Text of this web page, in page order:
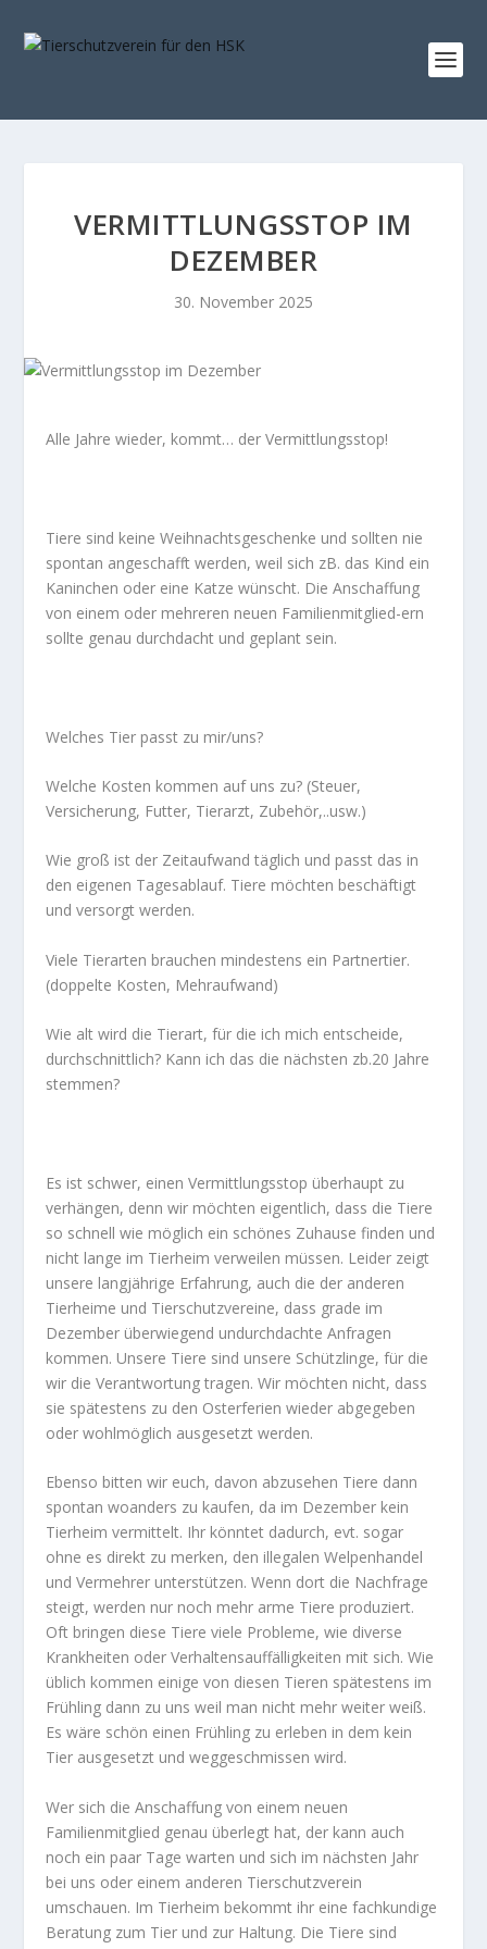
VERMITTLUNGSSTOP IM
DEZEMBER
30. November 2025
Alle Jahre wieder, kommt… der Vermittlungsstop!
Tiere sind keine Weihnachtsgeschenke und sollten nie
spontan angeschafft werden, weil sich zB. das Kind ein
Kaninchen oder eine Katze wünscht. Die Anschaffung
von einem oder mehreren neuen Familienmitglied-ern
sollte genau durchdacht und geplant sein.
Welches Tier passt zu mir/uns?
Welche Kosten kommen auf uns zu? (Steuer,
Versicherung, Futter, Tierarzt, Zubehör,..usw.)
Wie groß ist der Zeitaufwand täglich und passt das in
den eigenen Tagesablauf. Tiere möchten beschäftigt
und versorgt werden.
Viele Tierarten brauchen mindestens ein Partnertier.
(doppelte Kosten, Mehraufwand)
Wie alt wird die Tierart, für die ich mich entscheide,
durchschnittlich? Kann ich das die nächsten zb.20 Jahre
stemmen?
Es ist schwer, einen Vermittlungsstop überhaupt zu
verhängen, denn wir möchten eigentlich, dass die Tiere
so schnell wie möglich ein schönes Zuhause finden und
nicht lange im Tierheim verweilen müssen. Leider zeigt
unsere langjährige Erfahrung, auch die der anderen
Tierheime und Tierschutzvereine, dass grade im
Dezember überwiegend undurchdachte Anfragen
kommen. Unsere Tiere sind unsere Schützlinge, für die
wir die Verantwortung tragen. Wir möchten nicht, dass
sie spätestens zu den Osterferien wieder abgegeben
oder wohlmöglich ausgesetzt werden.
Ebenso bitten wir euch, davon abzusehen Tiere dann
spontan woanders zu kaufen, da im Dezember kein
Tierheim vermittelt. Ihr könntet dadurch, evt. sogar
ohne es direkt zu merken, den illegalen Welpenhandel
und Vermehrer unterstützen. Wenn dort die Nachfrage
steigt, werden nur noch mehr arme Tiere produziert.
Oft bringen diese Tiere viele Probleme, wie diverse
Krankheiten oder Verhaltensauffälligkeiten mit sich. Wie
üblich kommen einige von diesen Tieren spätestens im
Frühling dann zu uns weil man nicht mehr weiter weiß.
Es wäre schön einen Frühling zu erleben in dem kein
Tier ausgesetzt und weggeschmissen wird.
Wer sich die Anschaffung von einem neuen
Familienmitglied genau überlegt hat, der kann auch
noch ein paar Tage warten und sich im nächsten Jahr
bei uns oder einem anderen Tierschutzverein
umschauen. Im Tierheim bekommt ihr eine fachkundige
Beratung zum Tier und zur Haltung. Die Tiere sind